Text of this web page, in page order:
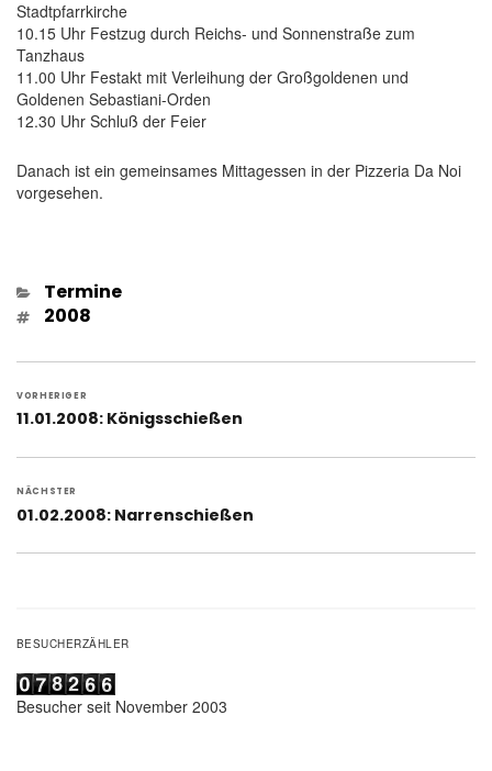
Stadtpfarrkirche
10.15 Uhr Festzug durch Reichs- und Sonnenstraße zum
Tanzhaus
11.00 Uhr Festakt mit Verleihung der Großgoldenen und
Goldenen Sebastiani-Orden
12.30 Uhr Schluß der Feier
Danach ist ein gemeinsames Mittagessen in der Pizzeria Da Noi
vorgesehen.
Kategorien
Termine
Schlagwörter
2008
Beitragsnavigation
VORHERIGER
Vorheriger
11.01.2008: Königsschießen
NÄCHSTER
Nächster
01.02.2008: Narrenschießen
BESUCHERZÄHLER
Besucher seit November 2003